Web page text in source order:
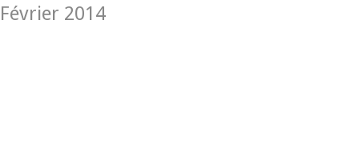
Février 2014